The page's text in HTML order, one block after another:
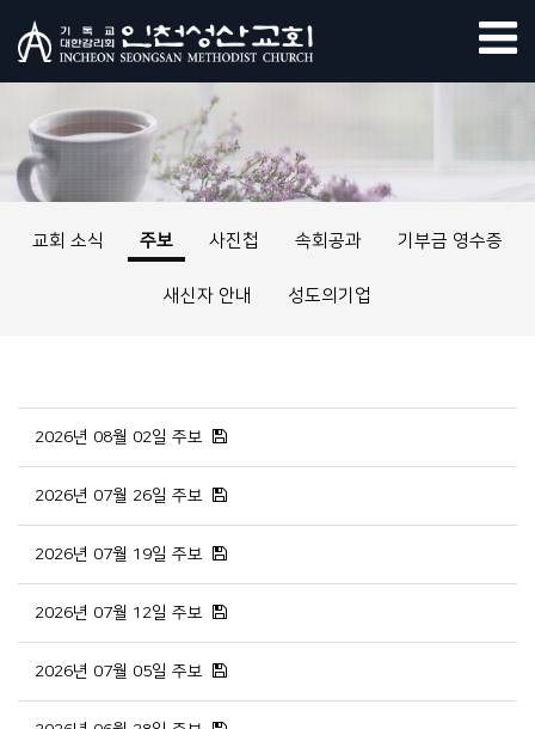
교회 소식 주보 사진첩 속회공과 기부금 영수증
새신자 안내 성도의기업
2026년 08월 02일 주보
2026년 07월 26일 주보
2026년 07월 19일 주보
2026년 07월 12일 주보
2026년 07월 05일 주보